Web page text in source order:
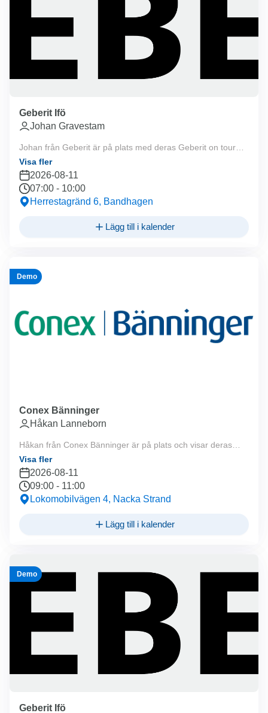
Geberit Ifö
Johan Gravestam
Johan från Geberit är på plats med deras Geberit on tour
lastbil 07:00-10:00. Välkommen!
Visa fler
2026-08-11
07:00 - 10:00
Herrestagränd 6, Bandhagen
Lägg till i kalender
Demo
Conex Bänninger
Håkan Lanneborn
Håkan från Conex Bänninger är på plats och visar deras
produkter mellan 09:00-11:00. Välkommen!
Visa fler
2026-08-11
09:00 - 11:00
Lokomobilvägen 4, Nacka Strand
Lägg till i kalender
Demo
Geberit Ifö